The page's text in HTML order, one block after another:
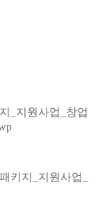
_지원사업_창업
키지_지원사업_